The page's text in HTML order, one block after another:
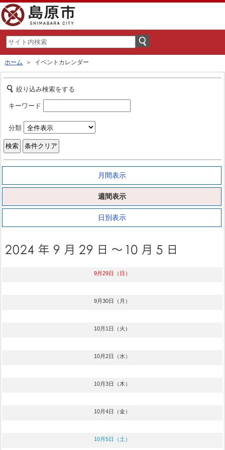
ホーム ＞ イベントカレンダー
絞り込み検索をする
キーワード
分類
月間表示
週間表示
日別表示
9月29日（日）
9月30日（月）
10月1日（火）
10月2日（水）
10月3日（木）
10月4日（金）
10月5日（土）